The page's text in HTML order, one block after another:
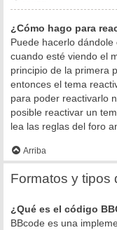
¿Cómo hago para
Puede hacerlo
cuando esté viendo el
principio de la primera
entonces el tema
para poder reactivarlo
posible reactivar un
lea las reglas del foro
Arriba
Formatos y tipos
¿Qué es el código
BBcode es una